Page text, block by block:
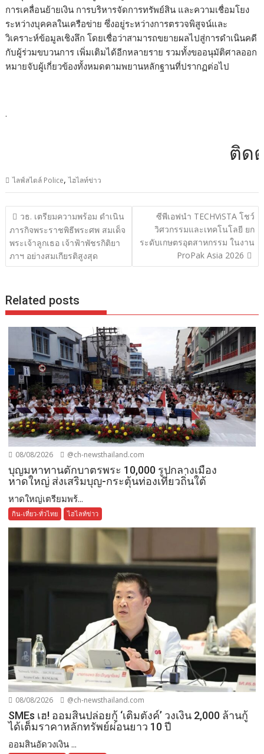
การเคลื่อนย้ายเงิน การบริหารจัดการทรัพย์สิน และความเชื่อมโยง
ระหว่างบุคคลในเครือข่าย ซึ่งอยู่ระหว่างการตรวจพิสูจน์และ
วิเคราะห์ข้อมูลเชิงลึก โดยเชื่อว่าสามารถขยายผลไปสู่การดำเนินคดี
กับผู้ร่วมขบวนการ เพิ่มเติมได้อีกหลายราย รวมทั้งขออนุมัติศาลออก
หมายจับผู้เกี่ยวข้องทั้งหมดตามพยานหลักฐานที่ปรากฏต่อไป
.
ติดต่อ
ไลฟ์สไตล์ Police,ไฮไลท์ข่าว
แนะแนว
เรื่อง
วธ. เตรียมความพร้อม ดำเนิน
ภารกิจพระราชพิธีพระศพ สมเด็จ
พระเจ้าลูกเธอ เจ้าฟ้าพัชรกิติยา
ภาฯ อย่างสมเกียรติสูงสุด
ซีพีเอฟนำ TECHViSTA โชว์
วิศวกรรมและเทคโนโลยี ยก
ระดับเกษตรอุตสาหกรรม ในงาน
ProPak Asia 2026
Related posts
08/08/2026 @ch-newsthailand.com
บุญมหาทานตักบาตรพระ 10,000 รูปกลางเมือง
หาดใหญ่ ส่งเสริมบุญ-กระตุ้นท่องเที่ยวถิ่นใต้
หาดใหญ่เตรียมพร้...
กิน-เที่ยว-ทั่วไทย ไฮไลท์ข่าว
08/08/2026 @ch-newsthailand.com
SMEs เฮ! ออมสินปล่อยกู้ ‘เติมตังค์’ วงเงิน 2,000 ล้านกู้
ได้เต็มราคาหลักทรัพย์ผ่อนยาว 10 ปี
ออมสินอัดวงเงิน ...